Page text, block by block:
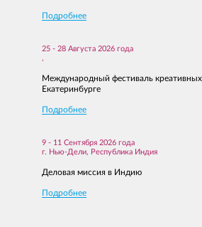
Подробнее
25 - 28 Августа 2026 года
,
Международный фестиваль
Екатеринбурге
Подробнее
9 - 11 Сентября 2026 года
г. Нью-Дели, Республика Индия
Деловая миссия в Индию
Подробнее